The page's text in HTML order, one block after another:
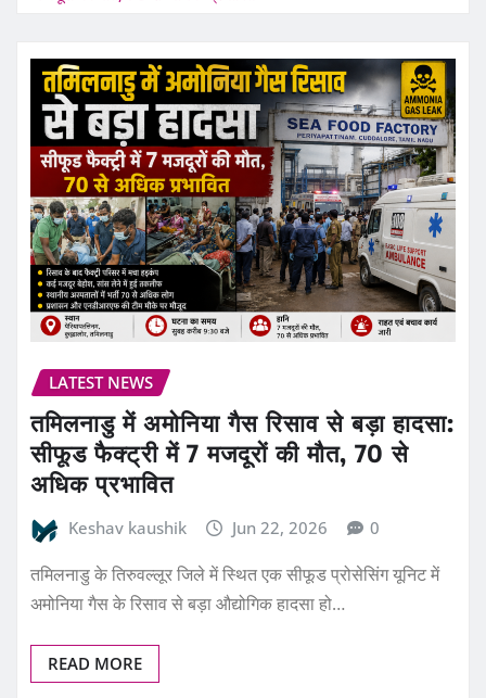
LATEST NEWS
तमिलनाडु में अमोनिया गैस रिसाव से बड़ा हादसा:
सीफूड फैक्ट्री में 7 मजदूरों की मौत, 70 से
अधिक प्रभावित
Keshav kaushik Jun 22, 2026 0
तमिलनाडु के तिरुवल्लूर जिले में स्थित एक सीफूड प्रोसेसिंग यूनिट में
अमोनिया गैस के रिसाव से बड़ा औद्योगिक हादसा हो…
READ MORE